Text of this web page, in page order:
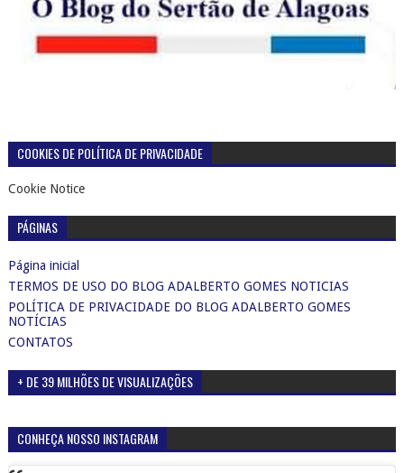
COOKIES DE POLÍTICA DE PRIVACIDADE
Cookie Notice
PÁGINAS
Página inicial
TERMOS DE USO DO BLOG ADALBERTO GOMES NOTICIAS
POLÍTICA DE PRIVACIDADE DO BLOG ADALBERTO GOMES
NOTÍCIAS
CONTATOS
+ DE 39 MILHÕES DE VISUALIZAÇÕES
CONHEÇA NOSSO INSTAGRAM